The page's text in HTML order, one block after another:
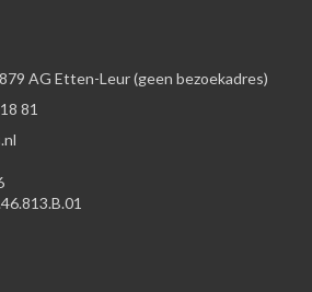
AG Etten-Leur (geen bezoekadres)
81